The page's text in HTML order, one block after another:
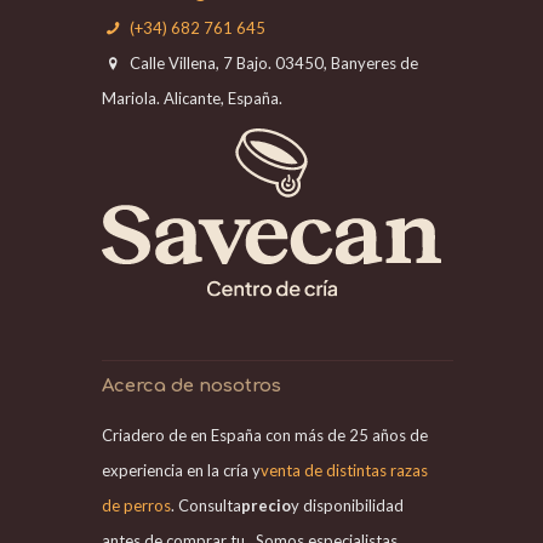
(+34) 682 761 645
Calle Villena, 7 Bajo. 03450, Banyeres de
Mariola. Alicante, España.
Acerca de nosotros
Criadero de en España con más de 25 años de
experiencia en la cría yventa de distintas razas
de perros. Consultaprecioy disponibilidad